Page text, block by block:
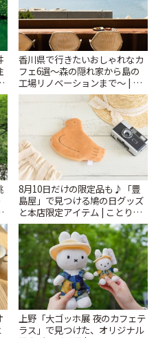
香川県で行きたいおしゃれなカ
フェ6選〜森の隠れ家から島の
工場リノベーションまで〜 | こ
とりっぷ
8月10日だけの限定品も♪「豊
島屋」で見つける鳩の日グッズ
と本店限定アイテム | ことりっ
ぷ
上野「大ゴッホ展 夜のカフェテ
ラス」で見つけた、オリジナル